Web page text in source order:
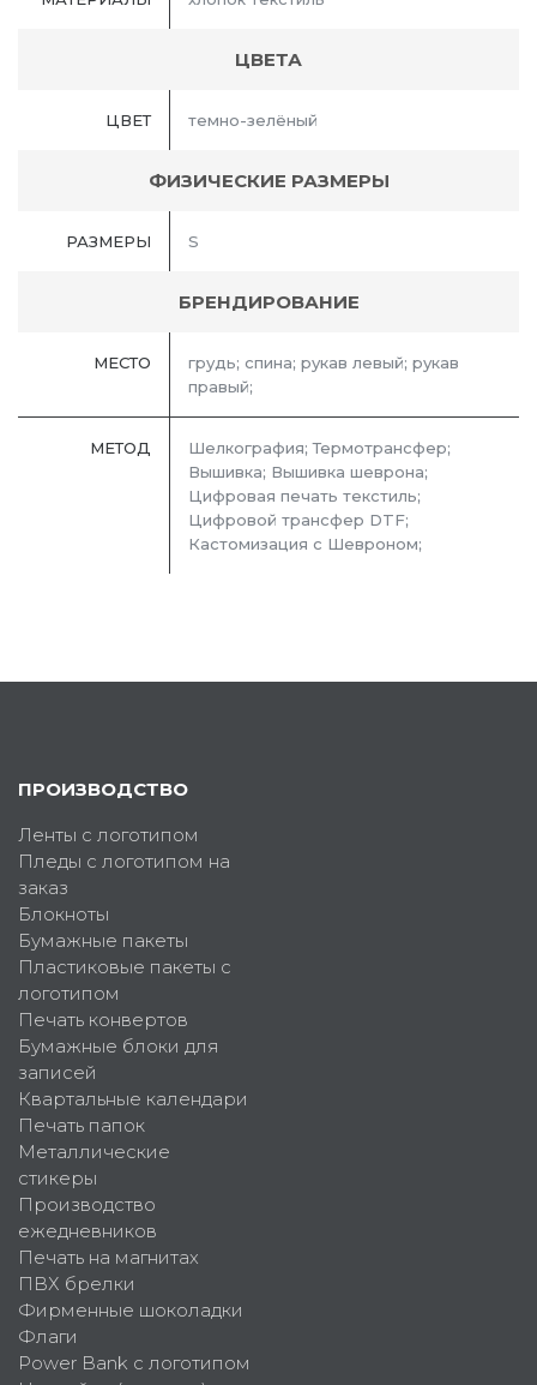
ЦВЕТА
ЦВЕТ темно-зелёный
ФИЗИЧЕСКИЕ РАЗМЕРЫ
РАЗМЕРЫ S
БРЕНДИРОВАНИЕ
МЕСТО
грудь; спина; рукав левый; рукав
правый;
МЕТОД
Шелкография; Термотрансфер;
Вышивка; Вышивка шеврона;
Цифровая печать текстиль;
Цифровой трансфер DTF;
Кастомизация с Шевроном;
ПРОИЗВОДСТВО
Ленты с логотипом
Пледы с логотипом на
заказ
Блокноты
Бумажные пакеты
Пластиковые пакеты с
логотипом
Печать конвертов
Бумажные блоки для
записей
Квартальные календари
Печать папок
Металлические
стикеры
Производство
ежедневников
Печать на магнитах
ПВХ брелки
Фирменные шоколадки
Флаги
Power Bank с логотипом